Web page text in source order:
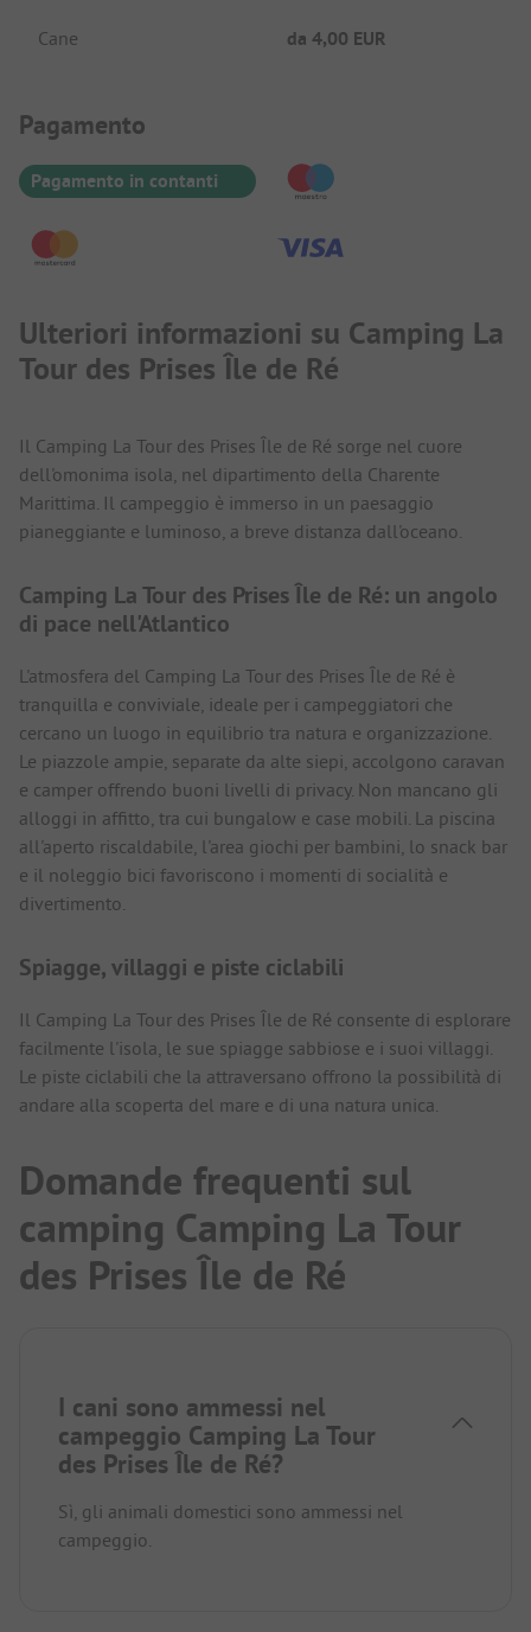
Cane da 4,00 EUR
Informazioni sul pagamento
Pagamento
Pagamento in contanti
Ulteriori informazioni su Camping La
Tour des Prises Île de Ré
Il Camping La Tour des Prises Île de Ré sorge nel cuore
dell'omonima isola, nel dipartimento della Charente
Marittima. Il campeggio è immerso in un paesaggio
pianeggiante e luminoso, a breve distanza dall'oceano.
Camping La Tour des Prises Île de Ré: un angolo
di pace nell'Atlantico
L'atmosfera del Camping La Tour des Prises Île de Ré è
tranquilla e conviviale, ideale per i campeggiatori che
cercano un luogo in equilibrio tra natura e organizzazione.
Le piazzole ampie, separate da alte siepi, accolgono caravan
e camper offrendo buoni livelli di privacy. Non mancano gli
alloggi in affitto, tra cui bungalow e case mobili. La piscina
all'aperto riscaldabile, l'area giochi per bambini, lo snack bar
e il noleggio bici favoriscono i momenti di socialità e
divertimento.
Spiagge, villaggi e piste ciclabili
Il Camping La Tour des Prises Île de Ré consente di esplorare
facilmente l'isola, le sue spiagge sabbiose e i suoi villaggi.
Le piste ciclabili che la attraversano offrono la possibilità di
andare alla scoperta del mare e di una natura unica.
Domande frequenti sul
camping Camping La Tour
des Prises Île de Ré
I cani sono ammessi nel
campeggio Camping La Tour
des Prises Île de Ré?
Sì, gli animali domestici sono ammessi nel
campeggio.